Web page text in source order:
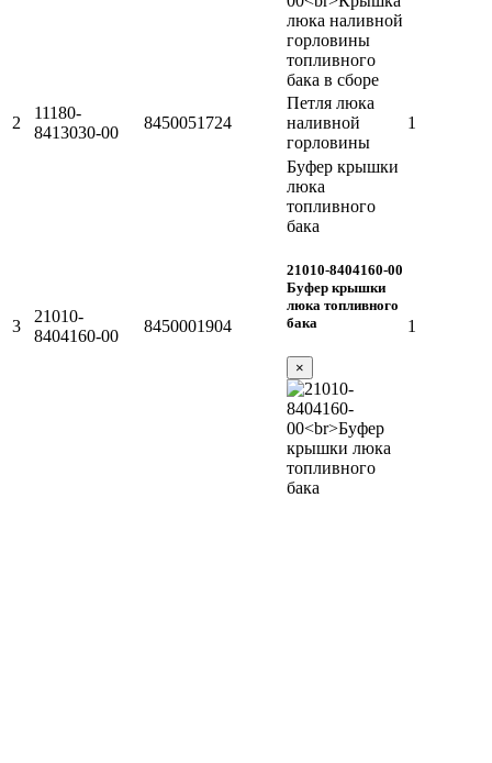
2
11180-
8413030-00
8450051724
Петля люка
наливной
горловины
1
3
21010-
8404160-00
8450001904
Буфер крышки
люка
топливного
бака
21010-8404160-00
Буфер крышки
люка топливного
бака
×
1